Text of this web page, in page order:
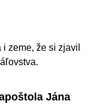
zeme, že si zjavil
Jána